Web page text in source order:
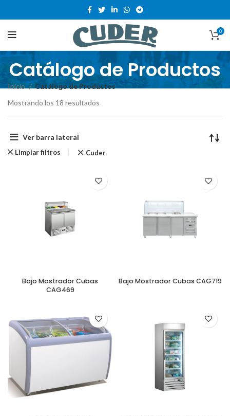
0
Catálogo de Productos
Inicio
Catálogo de Productos
Mostrando los 18 resultados
Ver barra lateral
Limpiar filtros Cuder
Bajo Mostrador Cubas
CAG469
Bajo Mostrador Cubas CAG719